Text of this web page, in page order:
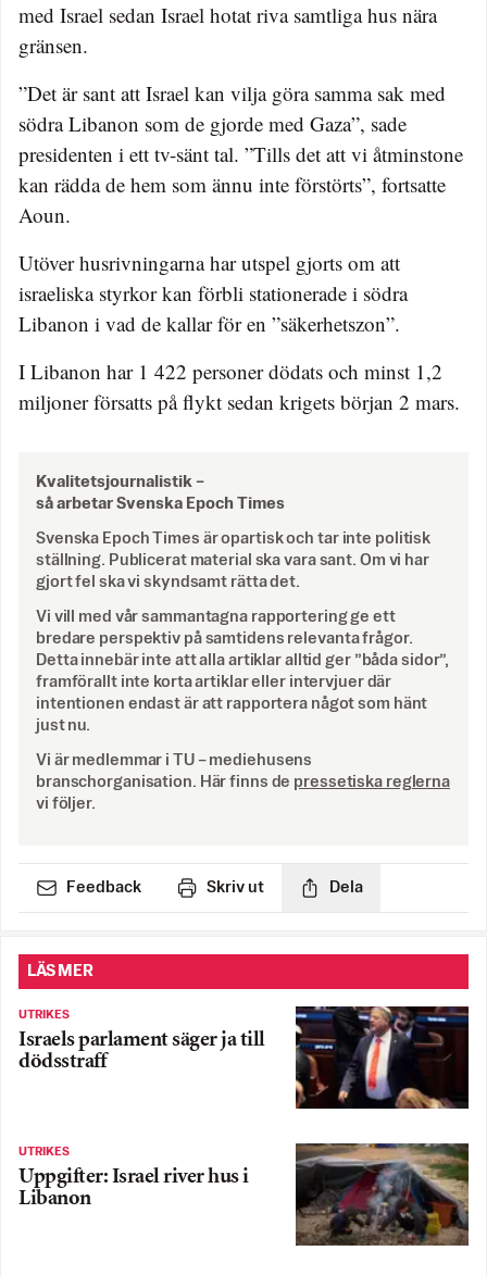
med Israel sedan Israel hotat riva samtliga hus nära
gränsen.
”Det är sant att Israel kan vilja göra samma sak med
södra Libanon som de gjorde med Gaza”, sade
presidenten i ett tv-sänt tal. ”Tills det att vi åtminstone
kan rädda de hem som ännu inte förstörts”, fortsatte
Aoun.
Utöver husrivningarna har utspel gjorts om att
israeliska styrkor kan förbli stationerade i södra
Libanon i vad de kallar för en ”säkerhetszon”.
I Libanon har 1 422 personer dödats och minst 1,2
miljoner försatts på flykt sedan krigets början 2 mars.
Kvalitetsjournalistik –
så arbetar Svenska Epoch Times
Svenska Epoch Times är opartisk och tar inte politisk
ställning. Publicerat material ska vara sant. Om vi har
gjort fel ska vi skyndsamt rätta det.
Vi vill med vår sammantagna rapportering ge ett
bredare perspektiv på samtidens relevanta frågor.
Detta innebär inte att alla artiklar alltid ger ”båda sidor”,
framförallt inte korta artiklar eller intervjuer där
intentionen endast är att rapportera något som hänt
just nu.
Vi är medlemmar i TU – mediehusens
branschorganisation. Här finns de pressetiska reglerna
vi följer.
Feedback Skriv ut Dela
LÄS MER
UTRIKES
Israels parlament säger ja till
dödsstraff
UTRIKES
Uppgifter: Israel river hus i
Libanon